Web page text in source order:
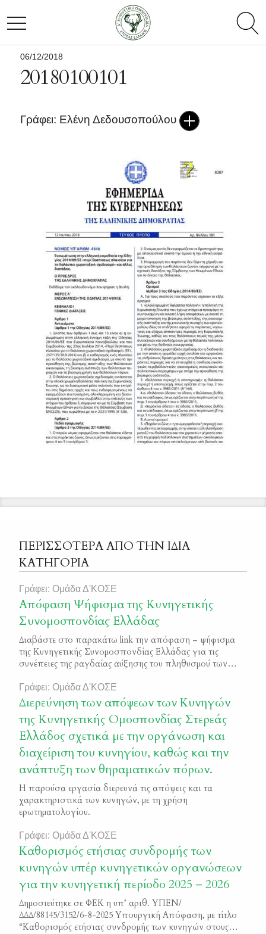
search
TOGGLE NAVIGATION
06/12/2018
20180100101
Γράφει: Ελένη Δεδουσοπούλου
ΠΕΡΙΣΣΟΤΕΡΑ ΑΠΟ ΤΗΝ ΙΔΙΑ
ΚΑΤΗΓΟΡΙΑ
Γράφει: Ομάδα Δ'ΚΟΣΕ
Απόφαση Ψήφισμα της Κυνηγετικής
Συνομοσπονδίας Ελλάδας
Διαβάστε στο παρακάτω link την απόφαση – ψήφισμα
της Κυνηγετικής Συνομοσπονδίας Ελλάδας για τις
συνέπειες της ραγδαίας αύξησης του πληθυσμού των
Γράφει: Ομάδα Δ'ΚΟΣΕ
Διερεύνηση των απόψεων των Κυνηγών
της Κυνηγετικής Ομοσπονδίας Στερεάς
Ελλάδος σχετικά με την οργάνωση και
διαχείριση του κυνηγίου, καθώς και την
ανάπτυξη των θηραματικών πόρων.
Η παρούσα εργασία διερευνά τις απόψεις και τα
χαρακτηριστικά των κυνηγών, με τη χρήση
ερωτηματολογίου.
Γράφει: Ομάδα Δ'ΚΟΣΕ
Καθορισμός ετήσιας συνδρομής των
κυνηγών υπέρ κυνηγετικών οργανώσεων
για την κυνηγετική περίοδο 2025 – 2026
Δημοσιεύτηκε σε ΦΕΚ η υπ’ αριθ. ΥΠΕΝ/
ΔΔΔ/88145/3152/6-8-2025 Υπουργική Απόφαση, με τίτλο
“Καθορισμός ετήσιας συνδρομής των κυνηγών στους